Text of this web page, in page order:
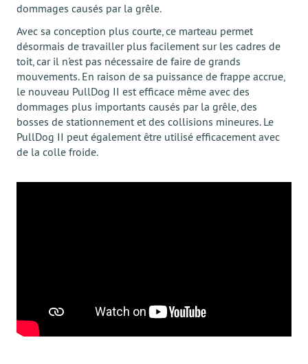
dommages causés par la grêle.
Avec sa conception plus courte, ce marteau permet
désormais de travailler plus facilement sur les cadres de
toit, car il n'est pas nécessaire de faire de grands
mouvements. En raison de sa puissance de frappe accrue,
le nouveau PullDog II est efficace même avec des
dommages plus importants causés par la grêle, des
bosses de stationnement et des collisions mineures. Le
PullDog II peut également être utilisé efficacement avec
de la colle froide.